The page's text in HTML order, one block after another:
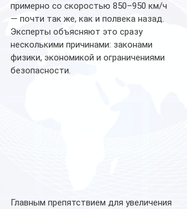
примерно со скоростью 850–950 км/ч
— почти так же, как и полвека назад.
Эксперты объясняют это сразу
несколькими причинами: законами
физики, экономикой и ограничениями
безопасности.
Главным препятствием для увеличения